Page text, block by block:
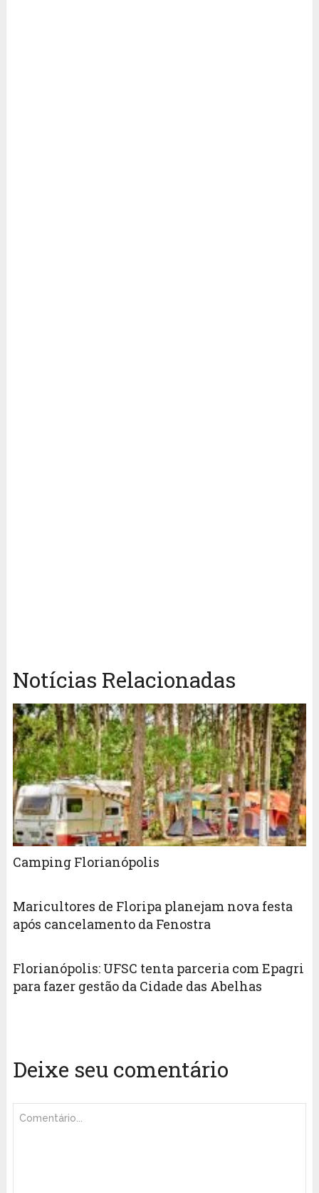
Notícias Relacionadas
Camping Florianópolis
Maricultores de Floripa planejam nova festa
após cancelamento da Fenostra
Florianópolis: UFSC tenta parceria com Epagri
para fazer gestão da Cidade das Abelhas
Deixe seu comentário